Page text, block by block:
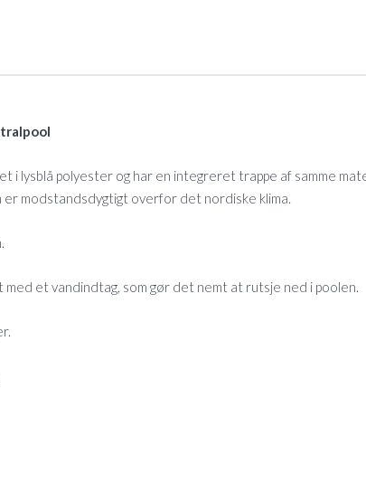
i lysblå polyester og har en integreret trappe af samme
modstandsdygtigt overfor det nordiske klima.
et vandindtag, som gør det nemt at rutsje ned i poolen.